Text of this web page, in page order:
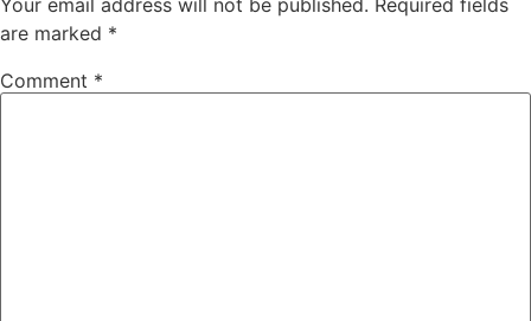
are marked *
Comment *